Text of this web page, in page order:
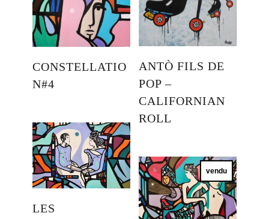
CONSTELLATIO
N#4
ANTÒ FILS DE
POP –
CALIFORNIAN
ROLL
LES
vendu